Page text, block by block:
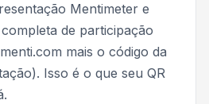
Mentimeter e
de participação
mais o código da
Isso é o que seu QR